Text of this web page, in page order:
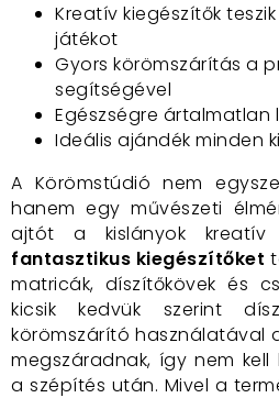
Kreatív kiegészítők
játékot
Gyors körömszárítás a
segítségével
Egészségre ártalmatlan
Ideális ajándék minden
A Körömstúdió nem
hanem egy művészeti
ajtót a kislányok kreatív
fantasztikus kiegészítőket
matricák, díszítőkövek és
kicsik kedvük szerint
körömszárító használatával
megszáradnak, így nem
a szépítés után. Mivel a